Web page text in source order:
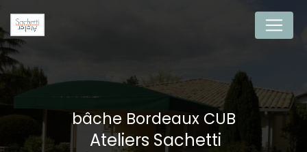
bâche Bordeaux CUB
Ateliers Sachetti